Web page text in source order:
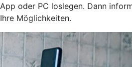
App oder PC loslegen. Dann
Ihre Möglichkeiten.